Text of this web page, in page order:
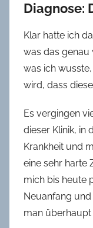
Diagnose:
Klar hatte ich
was das genau
was ich
wird, dass
Es vergingen
dieser Klinik, in
Krankheit und
eine sehr harte
mich bis heute
Neuanfang
man überhaupt